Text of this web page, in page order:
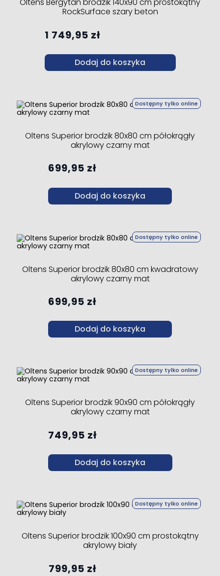
RockSurface szary beton
1 749,95 zł
Dodaj do koszyka
Dostępny tylko online
Oltens Superior brodzik 80x80 cm półokrągły
akrylowy czarny mat
699,95 zł
Dodaj do koszyka
Dostępny tylko online
Oltens Superior brodzik 80x80 cm kwadratowy
akrylowy czarny mat
699,95 zł
Dodaj do koszyka
Dostępny tylko online
Oltens Superior brodzik 90x90 cm półokrągły
akrylowy czarny mat
749,95 zł
Dodaj do koszyka
Dostępny tylko online
Oltens Superior brodzik 100x90 cm prostokątny
akrylowy biały
799,95 zł